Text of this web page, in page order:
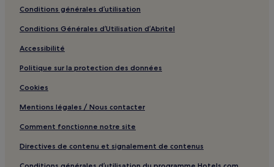
Salza : hôtels
Montgradail : hôtels
Missègre : hôtels
Conditions générales d’utilisation
Conditions Générales d’Utilisation d’Abritel
Accessibilité
Politique sur la protection des données
Cookies
Mentions légales / Nous contacter
Comment fonctionne notre site
Directives de contenu et signalement de contenus